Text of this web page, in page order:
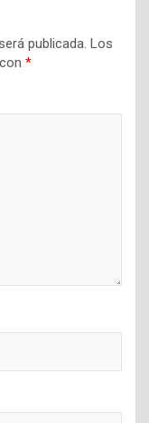
publicada. Los
*